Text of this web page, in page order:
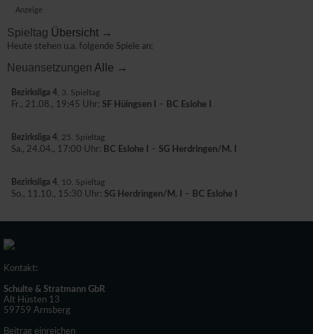
Anzeige
Spieltag Übersicht →
Heute stehen u.a. folgende Spiele an:
Neuansetzungen Alle →
Bezirksliga 4 , 3. Spieltag
Fr., 21.08., 19:45 Uhr: SF Hüingsen I – BC Eslohe I
Bezirksliga 4 , 25. Spieltag
Sa., 24.04., 17:00 Uhr: BC Eslohe I – SG Herdringen/M. I
Bezirksliga 4 , 10. Spieltag
So., 11.10., 15:30 Uhr: SG Herdringen/M. I – BC Eslohe I
Kontakt:
Schulte & Stratmann GbR
Alt Hüsten 13
59759 Arnsberg
Beitrag einreichen